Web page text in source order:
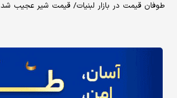
طوفان قیمت در بازار لبنیات/ قیمت شیر عجیب شد